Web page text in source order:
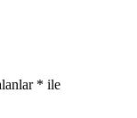
* ile